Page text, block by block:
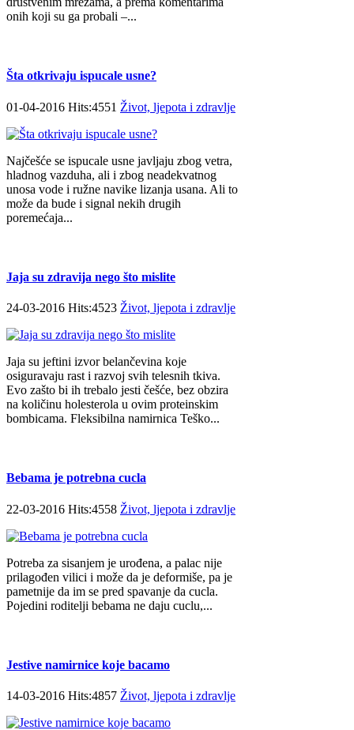
onih koji su ga probali –...
Šta otkrivaju ispucale usne?
01-04-2016 Hits:4551 Život, ljepota i zdravlje
Najčešće se ispucale usne javljaju zbog vetra,
hladnog vazduha, ali i zbog neadekvatnog
unosa vode i ružne navike lizanja usana. Ali to
može da bude i signal nekih drugih
poremećaja...
Jaja su zdravija nego što mislite
24-03-2016 Hits:4523 Život, ljepota i zdravlje
Jaja su jeftini izvor belančevina koje
osiguravaju rast i razvoj svih telesnih tkiva.
Evo zašto bi ih trebalo jesti češće, bez obzira
na količinu holesterola u ovim proteinskim
bombicama. Fleksibilna namirnica Teško...
Bebama je potrebna cucla
22-03-2016 Hits:4558 Život, ljepota i zdravlje
Potreba za sisanjem je urođena, a palac nije
prilagođen vilici i može da je deformiše, pa je
pametnije da im se pred spavanje da cucla.
Pojedini roditelji bebama ne daju cuclu,...
Jestive namirnice koje bacamo
14-03-2016 Hits:4857 Život, ljepota i zdravlje